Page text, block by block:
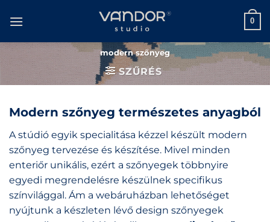
0
modern szőnyeg
SZŰRÉS
Modern szőnyeg természetes anyagból
A stúdió egyik specialitása kézzel készült modern
szőnyeg tervezése és készítése. Mivel minden
enteriőr unikális, ezért a szőnyegek többnyire
egyedi megrendelésre készülnek specifikus
színvilággal. Ám a webáruházban lehetőséget
nyújtunk a készleten lévő design szőnyegek